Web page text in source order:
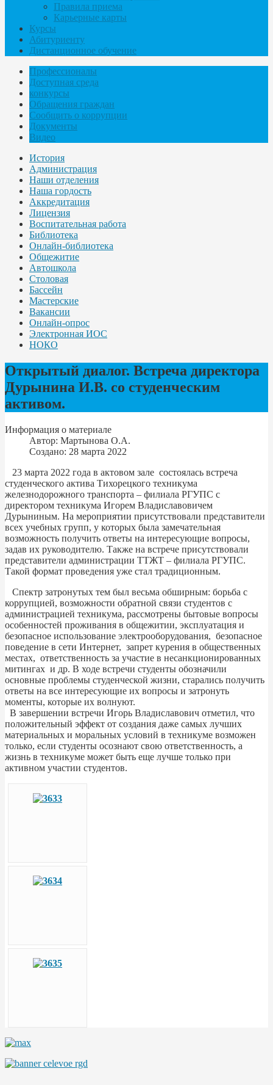
Правила приема
Карьерные карты
Курсы
Абитуриенту
Дистанционное обучение
Профессионалы
Доступная среда
конкурсы
Обращения граждан
Сообщить о коррупции
Документы
Видео
История
Администрация
Наши отделения
Наша гордость
Аккредитация
Лицензия
Воспитательная работа
Библиотека
Онлайн-библиотека
Общежитие
Автошкола
Столовая
Бассейн
Мастерские
Вакансии
Онлайн-опрос
Электронная ИОС
НОКО
Открытый диалог. Встреча директора
Дурынина И.В. со студенческим
активом.
Информация о материале
Автор: Мартынова О.А.
Создано: 28 марта 2022
23 марта 2022 года в актовом зале состоялась встреча
студенческого актива Тихорецкого техникума
железнодорожного транспорта – филиала РГУПС с
директором техникума Игорем Владиславовичем
Дурыниным. На мероприятии присутствовали представители
всех учебных групп, у которых была замечательная
возможность получить ответы на интересующие вопросы,
задав их руководителю. Также на встрече присутствовали
представители администрации ТТЖТ – филиала РГУПС.
Такой формат проведения уже стал традиционным.
Спектр затронутых тем был весьма обширным: борьба с
коррупцией, возможности обратной связи студентов с
администрацией техникума, рассмотрены бытовые вопросы
особенностей проживания в общежитии, эксплуатация и
безопасное использование электрооборудования, безопасное
поведение в сети Интернет, запрет курения в общественных
местах, ответственность за участие в несанкционированных
митингах и др. В ходе встречи студенты обозначили
основные проблемы студенческой жизни, старались получить
ответы на все интересующие их вопросы и затронуть
моменты, которые их волнуют.
В завершении встречи Игорь Владиславович отметил, что
положительный эффект от создания даже самых лучших
материальных и моральных условий в техникуме возможен
только, если студенты осознают свою ответственность, а
жизнь в техникуме может быть еще лучше только при
активном участии студентов.